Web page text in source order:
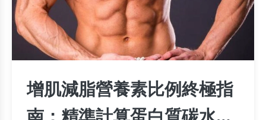
增肌減脂營養素比例終極指